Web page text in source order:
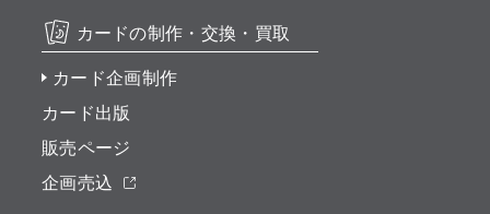
カードの制作・交換・買取
カード企画制作
カード出版
販売ページ
企画売込